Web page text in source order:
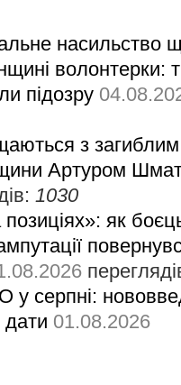
насильство
волонтерки:
підозру
з загиблим
Артуром
1030
як
у серпні:
дати 01.08.2026